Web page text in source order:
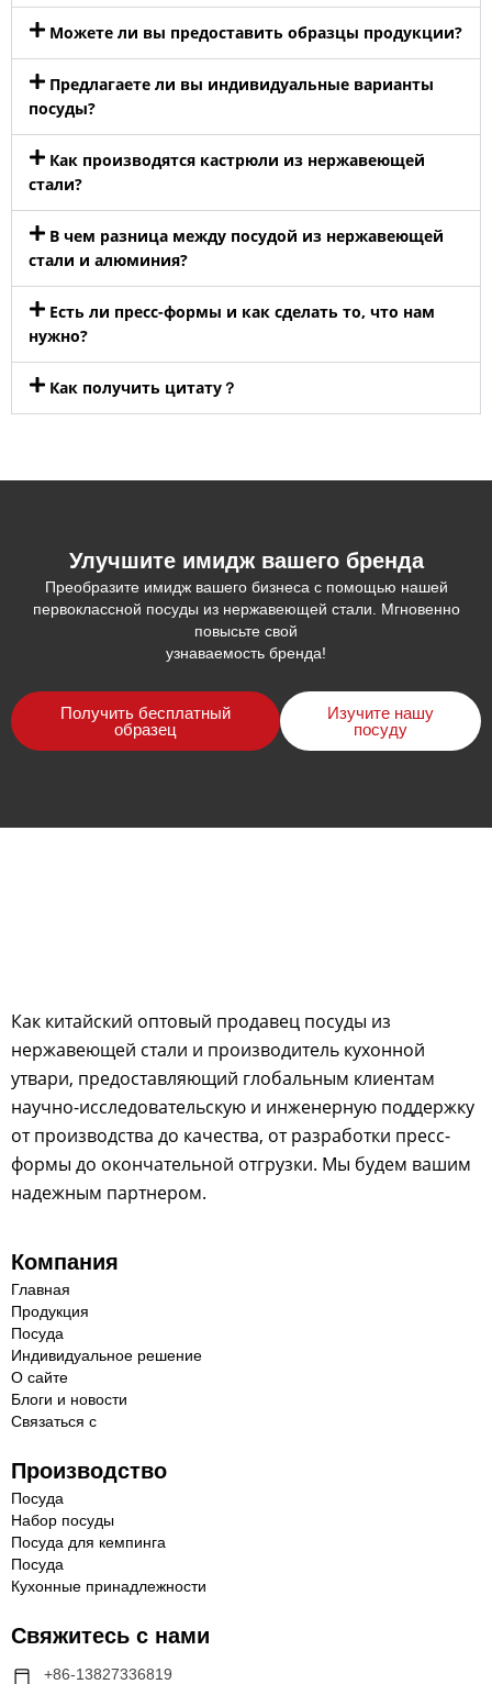
Можете ли вы предоставить образцы продукции?
Предлагаете ли вы индивидуальные варианты
посуды?
Как производятся кастрюли из нержавеющей
стали?
В чем разница между посудой из нержавеющей
стали и алюминия?
Есть ли пресс-формы и как сделать то, что нам
нужно?
Как получить цитату？
Улучшите имидж вашего бренда
Преобразите имидж вашего бизнеса с помощью нашей
первоклассной посуды из нержавеющей стали. Мгновенно
повысьте свой
узнаваемость бренда!
Получить бесплатный
образец
Изучите нашу
посуду
Как китайский оптовый продавец посуды из
нержавеющей стали и производитель кухонной
утвари, предоставляющий глобальным клиентам
научно-исследовательскую и инженерную поддержку
от производства до качества, от разработки пресс-
формы до окончательной отгрузки. Мы будем вашим
надежным партнером.
Компания
Главная
Продукция
Посуда
Индивидуальное решение
О сайте
Блоги и новости
Связаться с
Производство
Посуда
Набор посуды
Посуда для кемпинга
Посуда
Кухонные принадлежности
Свяжитесь с нами
+86-13827336819